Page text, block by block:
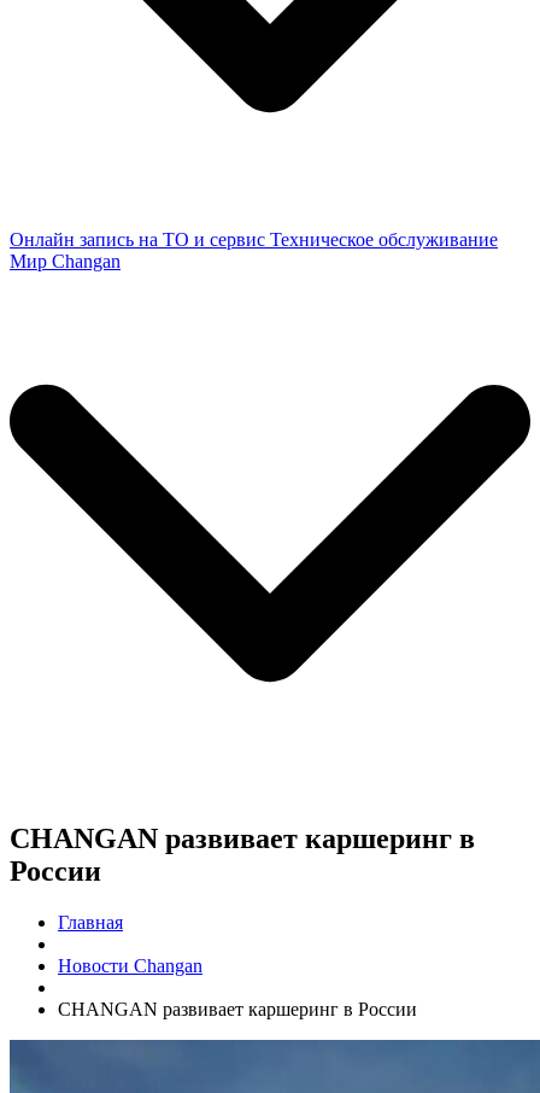
Онлайн запись на ТО и сервис Техническое обслуживание
Мир Changan
CHANGAN развивает каршеринг в
России
Главная
Новости Changan
CHANGAN развивает каршеринг в России